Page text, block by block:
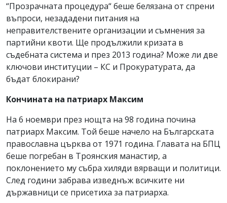
“Прозрачната процедура“ беше белязана от спрени
въпроси, незададени питания на
неправителствените организации и съмнения за
партийни квоти. Ще продължили кризата в
съдебната система и през 2013 година? Може ли две
ключови институции – КС и Прокуратурата, да
бъдат блокирани?
Кончината на патриарх Максим
На 6 ноември през нощта на 98 година почина
патриарх Максим. Той беше начело на Българската
православна църква от 1971 година. Главата на БПЦ
беше погребан в Троянския манастир, а
поклонението му събра хиляди вярващи и политици.
След години забрава изведнъж всичките ни
държавници се присетиха за патриарха.